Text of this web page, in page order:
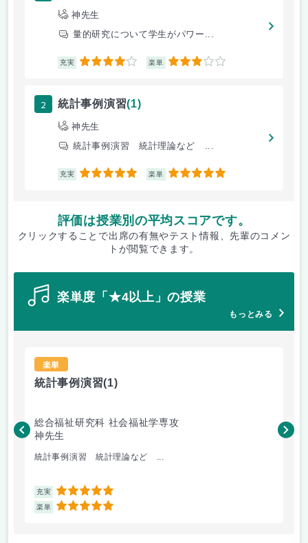
神先生
量的研究について学生がパワー...
充実 4 楽単 3
2 統計事例演習(1)
神先生
統計事例演習 統計理論など ...
充実 5 楽単 5
評価は授業別の平均スコアです。
クリックすることで出席の有無やテスト情報、先輩のコメン
トが閲覧できます。
楽単度「★4以上」の授業
もっとみる
楽単
統計事例演習(1)
総合福祉研究科 社会福祉学専攻
神先生
統計事例演習 統計理論など ...
充実 5
楽単 5